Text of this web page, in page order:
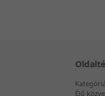
Élő